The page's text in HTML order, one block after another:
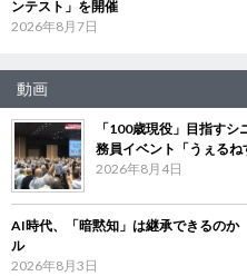
ンテスト」を開催
2026年8月7日
動画
「100歳現役」目指す
務員イベント「うぇるね
2026年8月4日
AI時代、「暗黙知」は継承できるの
ル
2026年8月3日